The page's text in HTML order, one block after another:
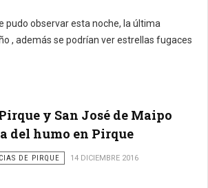
pudo observar esta noche, la última
, además se podrían ver estrellas fugaces
y San José de Maipo
del humo en Pirque
DE PIRQUE
14 DICIEMBRE 2016